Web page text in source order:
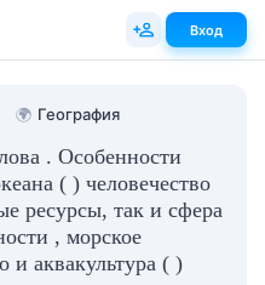
🌍 География
. Особенности
( ) человечество
ресурсы, так и сфера
, морское
и аквакультура ( )
Вход